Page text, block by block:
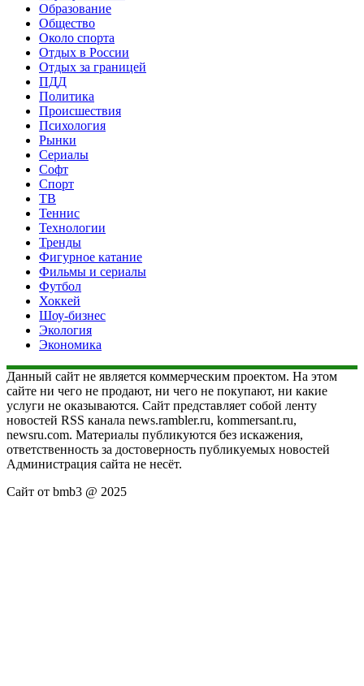
Образование
Общество
Около спорта
Отдых в России
Отдых за границей
ПДД
Политика
Происшествия
Психология
Рынки
Сериалы
Софт
Спорт
ТВ
Теннис
Технологии
Тренды
Фигурное катание
Фильмы и сериалы
Футбол
Хоккей
Шоу-бизнес
Экология
Экономика
Данный сайт не является коммерческим проектом. На этом
сайте ни чего не продают, ни чего не покупают, ни какие
услуги не оказываются. Сайт представляет собой ленту
новостей RSS канала news.rambler.ru, kommersant.ru,
newsru.com. Материалы публикуются без искажения,
ответственность за достоверность публикуемых новостей
Администрация сайта не несёт.
Сайт от bmb3 @ 2025